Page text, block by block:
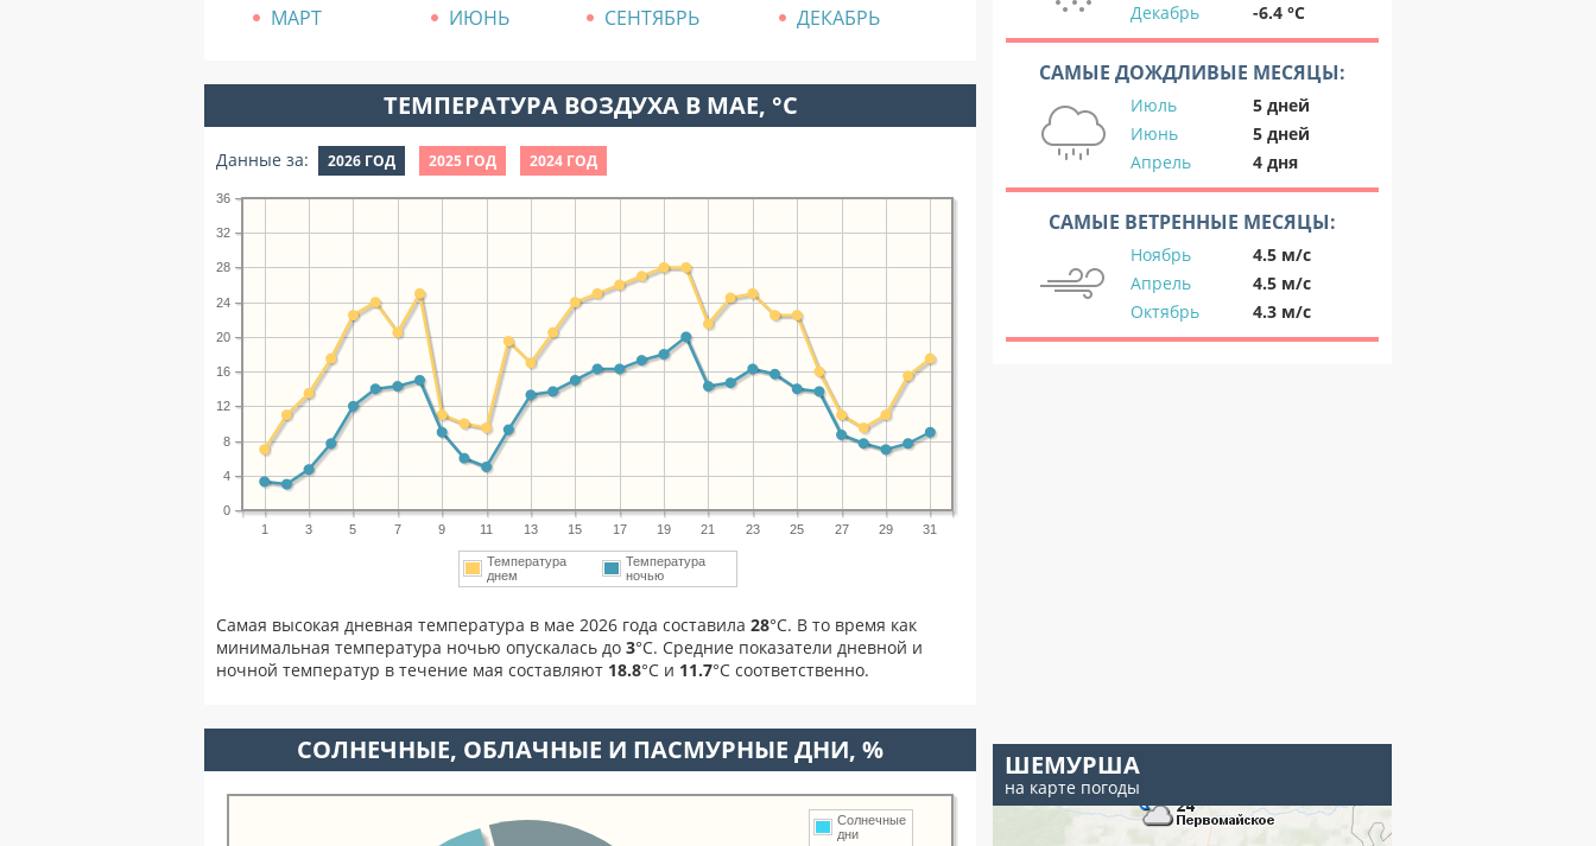
МАРТ
ИЮНЬ СЕНТЯБРЬ ДЕКАБРЬ
ТЕМПЕРАТУРА ВОЗДУХА В МАЕ, °C
Данные за: 2026 ГОД 2025 ГОД 2024 ГОД
1 3 5 7 9 11 13 15 17 19 21 23 25 27 29 31
0
4
8
12
16
20
24
28
32
36
Температура
днем
Температура
ночью
Самая высокая дневная температура в мае 2026 года составила 28°С. В то время как
минимальная температура ночью опускалась до 3°C. Средние показатели дневной и
ночной температур в течение мая составляют 18.8°С и 11.7°С соответственно.
CОЛНЕЧНЫЕ, ОБЛАЧНЫЕ И ПАСМУРНЫЕ ДНИ, %
Солнечные
дни
Декабрь
-6.4 °C
САМЫЕ ДОЖДЛИВЫЕ МЕСЯЦЫ:
Июль
5 дней
Июнь
5 дней
Апрель
4 дня
САМЫЕ ВЕТРЕННЫЕ МЕСЯЦЫ:
Ноябрь
4.5 м/с
Апрель
4.5 м/с
Октябрь
4.3 м/с
ШЕМУРША
на карте погоды